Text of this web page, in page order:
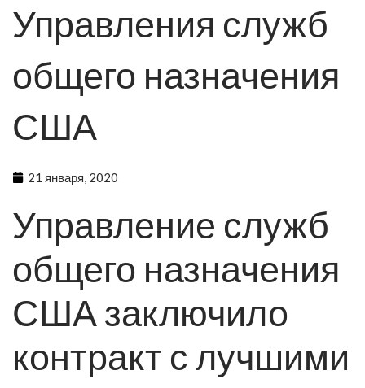
Управления служб
общего назначения
США
21 января, 2020
Управление служб
общего назначения
США заключило
контракт с лучшими